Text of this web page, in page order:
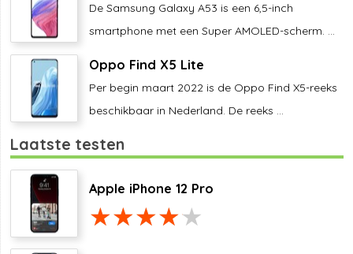
De Samsung Galaxy A53 is een 6,5-inch
smartphone met een Super AMOLED-scherm. ...
Oppo Find X5 Lite
Per begin maart 2022 is de Oppo Find X5-reeks
beschikbaar in Nederland. De reeks ...
Laatste testen
Apple iPhone 12 Pro